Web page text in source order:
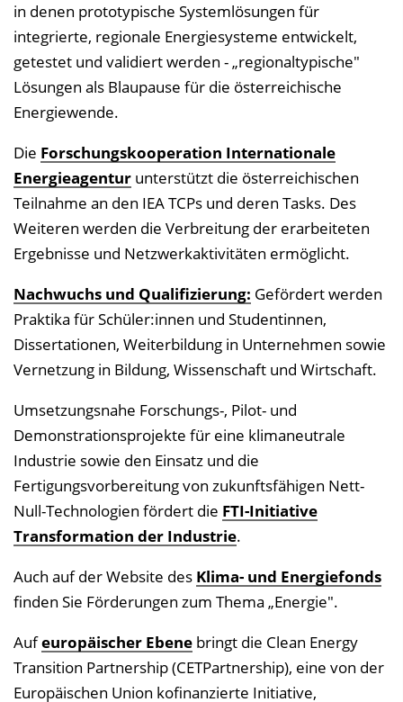
in denen prototypische Systemlösungen für
integrierte, regionale Energiesysteme entwickelt,
getestet und validiert werden - „regionaltypische"
Lösungen als Blaupause für die österreichische
Energiewende.
Die Forschungskooperation Internationale
Energieagentur unterstützt die österreichischen
Teilnahme an den IEA TCPs und deren Tasks. Des
Weiteren werden die Verbreitung der erarbeiteten
Ergebnisse und Netzwerkaktivitäten ermöglicht.
Nachwuchs und Qualifizierung: Gefördert werden
Praktika für Schüler:innen und Studentinnen,
Dissertationen, Weiterbildung in Unternehmen sowie
Vernetzung in Bildung, Wissenschaft und Wirtschaft.
Umsetzungsnahe Forschungs-, Pilot- und
Demonstrationsprojekte für eine klimaneutrale
Industrie sowie den Einsatz und die
Fertigungsvorbereitung von zukunftsfähigen Nett-
Null-Technologien fördert die FTI-Initiative
Transformation der Industrie.
Auch auf der Website des Klima- und Energiefonds
finden Sie Förderungen zum Thema „Energie".
Aufeuropäischer Ebene bringt die Clean Energy
Transition Partnership (CETPartnership), eine von der
Europäischen Union kofinanzierte Initiative,